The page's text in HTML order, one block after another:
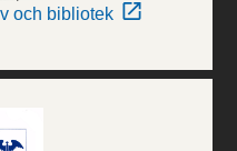
och bibliotek